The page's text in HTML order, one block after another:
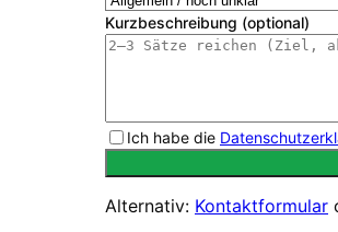
Kurzbeschreibung (optional)
Ich habe die
Alternativ: Kontaktformular